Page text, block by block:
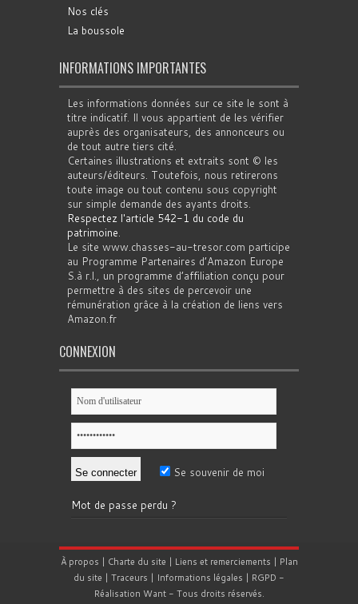
Nos clés
La boussole
INFORMATIONS IMPORTANTES
Les informations données sur ce site le sont à
titre indicatif. Il vous appartient de les vérifier
auprès des organisateurs, des annonceurs ou
de tout autre tiers cité.
Certaines illustrations et extraits sont © les
auteurs/éditeurs. Toutefois, nous retirerons
toute image ou tout contenu sous copyright
sur simple demande des ayants droits.
Respectez l'article 542-1 du code du
patrimoine.
Le site www.chasses-au-tresor.com participe
au Programme Partenaires d’Amazon Europe
S.à r.l., un programme d’affiliation conçu pour
permettre à des sites de percevoir une
rémunération grâce à la création de liens vers
Amazon.fr
CONNEXION
Se souvenir de moi
Mot de passe perdu ?
À propos | Charte du site | Liens et remerciements | Plan
du site | Traceurs | Informations légales | RGPD -
Réalisation Want- Tous droits réservés.